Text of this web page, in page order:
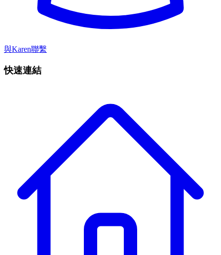
與Karen聯繫
快速連結